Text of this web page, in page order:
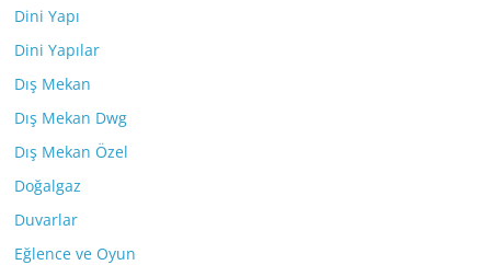
Dini Yapı
Dini Yapılar
Dış Mekan
Dış Mekan Dwg
Dış Mekan Özel
Doğalgaz
Duvarlar
Eğlence ve Oyun